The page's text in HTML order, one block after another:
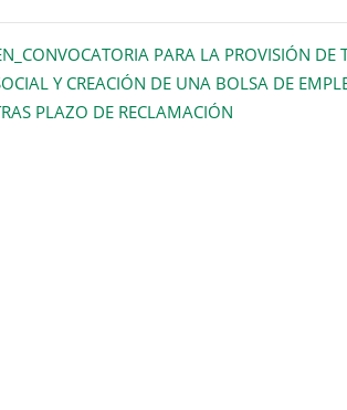
PARA LA PROVISIÓN DE
Y CREACIÓN DE UNA BOLSA DE
PLAZO DE RECLAMACIÓN